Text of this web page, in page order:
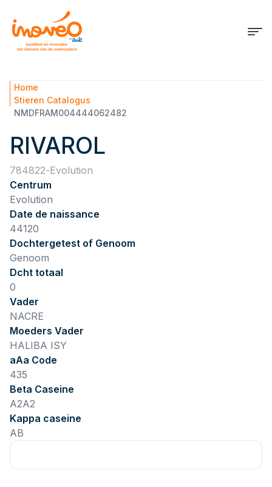
Home
Stieren Catalogus
NMDFRAM004444062482
RIVAROL
784822 Evolution
Centrum
Evolution
Date de naissance
44120
Dochtergetest of Genoom
Genoom
Dcht totaal
0
Vader
NACRE
Moeders Vader
HALIBA ISY
aAa Code
435
Beta Caseine
A2A2
Kappa caseine
AB